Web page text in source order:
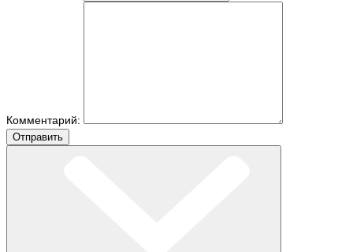
Комментарий:
Отправить